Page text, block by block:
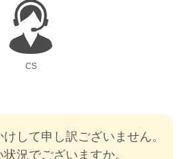
CS
して申し訳ございません。
況でございますか。